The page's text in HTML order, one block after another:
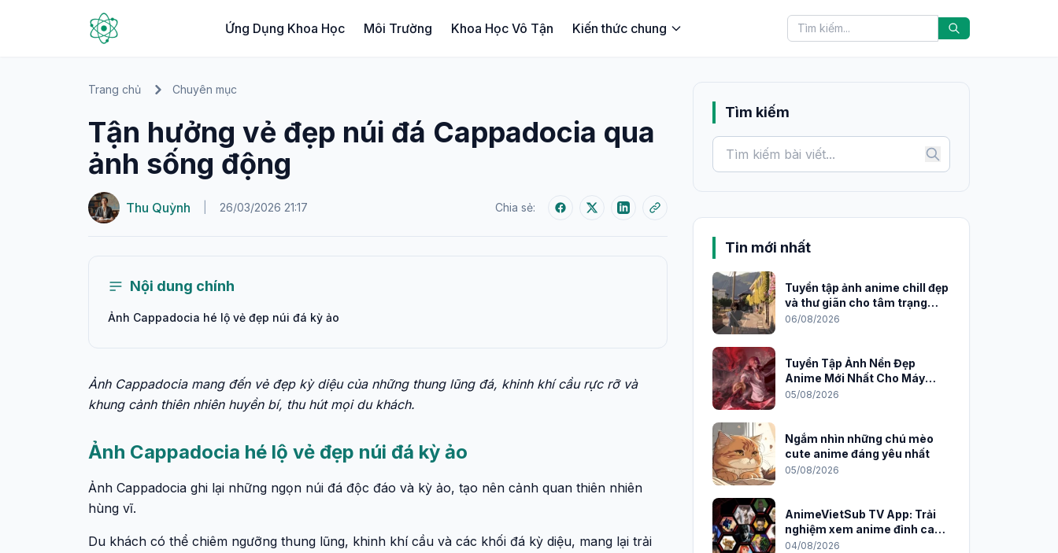
Ứng Dụng Khoa Học Môi Trường Khoa Học Vô Tận Kiến thức chung
Trang chủ Chuyên mục
Tận hưởng vẻ đẹp núi đá Cappadocia qua
ảnh sống động
Thu Quỳnh 26/03/2026 21:17 Chia sẻ:
Nội dung chính
Ảnh Cappadocia hé lộ vẻ đẹp núi đá kỳ ảo
Ảnh Cappadocia mang đến vẻ đẹp kỳ diệu của những thung lũng đá, khinh khí cầu rực rỡ và
khung cảnh thiên nhiên huyền bí, thu hút mọi du khách.
Ảnh Cappadocia hé lộ vẻ đẹp núi đá kỳ ảo
Ảnh Cappadocia ghi lại những ngọn núi đá độc đáo và kỳ ảo, tạo nên cảnh quan thiên nhiên
hùng vĩ.
Du khách có thể chiêm ngưỡng thung lũng, khinh khí cầu và các khối đá kỳ diệu, mang lại trải
Tìm kiếm
Tin mới nhất
Tuyển tập ảnh anime chill đẹp
và thư giãn cho tâm trạng
2026
06/08/2026
Tuyển Tập Ảnh Nền Đẹp
Anime Mới Nhất Cho Máy
Tính 2026
05/08/2026
Ngắm nhìn những chú mèo
cute anime đáng yêu nhất
05/08/2026
AnimeVietSub TV App: Trải
nghiệm xem anime đỉnh cao
trên PC
04/08/2026